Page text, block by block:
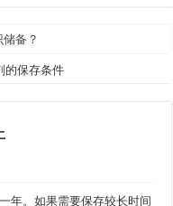
备？
的保存条件
。如果需要保存较长时间